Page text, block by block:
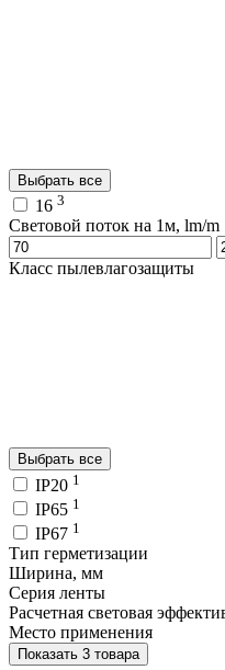
Выбрать все
16 3
Световой поток на 1м, lm/m
Класс пылевлагозащиты
Выбрать все
IP20 1
IP65 1
IP67 1
Тип герметизации
Ширина, мм
Серия ленты
Расчетная световая
Место применения
Показать 3 товара